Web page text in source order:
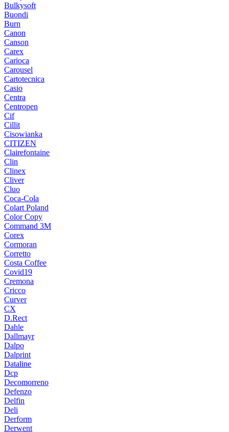
Bulkysoft
Buondi
Burn
Canon
Canson
Carex
Carioca
Carousel
Cartotecnica
Casio
Centra
Centropen
Cif
Cillit
Cisowianka
CITIZEN
Clairefontaine
Clin
Clinex
Cliver
Cluo
Coca-Cola
Colart Poland
Color Copy
Command 3M
Corex
Cormoran
Corretto
Costa Coffee
Covid19
Cremona
Cricco
Curver
CX
D.Rect
Dahle
Dallmayr
Dalpo
Dalprint
Dataline
Dcp
Decomorreno
Defenzo
Delfin
Deli
Derform
Derwent